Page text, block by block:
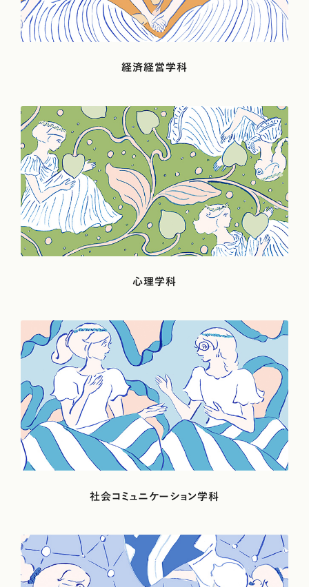
国際社会学科国際関係専攻4年＜取材時の学年＞アメリカ合衆国テネ
新たなステップに進めた
国際社会学科国際関係専攻1年＜取材時の学年＞韓国・私立白松高等
学校 出身（写真左）/国際社会学科国際関係専攻1年＜取材時の学年＞
三重県・私立四日市メリノール学院高等学校 出身（写真右）
経済経営学科
心理学科
社会コミュニケーション学科